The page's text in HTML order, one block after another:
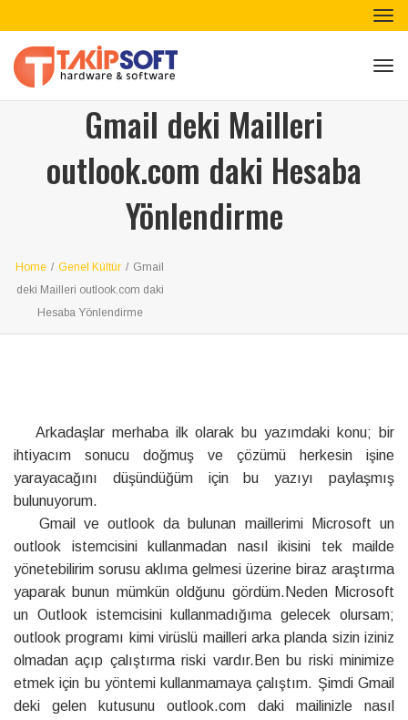
Gmail deki Mailleri
outlook.com daki Hesaba
Yönlendirme
Home / Genel Kültür / Gmail
deki Mailleri outlook.com daki
Hesaba Yönlendirme
Arkadaşlar merhaba ilk olarak bu yazımdaki konu; bir
ihtiyacım sonucu doğmuş ve çözümü herkesin işine
yarayacağını düşündüğüm için bu yazıyı paylaşmış
bulunuyorum.
Gmail ve outlook da bulunan maillerimi Microsoft un
outlook istemcisini kullanmadan nasıl ikisini tek mailde
yönetebilirim sorusu aklıma gelmesi üzerine biraz araştırma
yaparak bunun mümkün oldğunu gördüm.Neden Microsoft
un Outlook istemcisini kullanmadığıma gelecek olursam;
outlook programı kimi virüslü mailleri arka planda sizin iziniz
olmadan açıp çalıştırma riski vardır.Ben bu riski minimize
etmek için bu yöntemi kullanmamaya çalıştım. Şimdi Gmail
deki gelen kutusunu outlook.com daki mailinizle nasıl